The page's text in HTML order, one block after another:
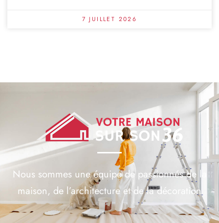
7 JUILLET 2026
Nous sommes une équipe de passionnés de la
maison, de l’architecture et de la décoration